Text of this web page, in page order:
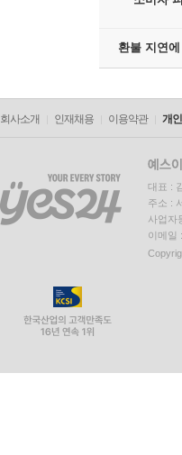
환불 지연
회사소개 인재채용 이용약관 개
대표 :
주소 :
사업자
이메일